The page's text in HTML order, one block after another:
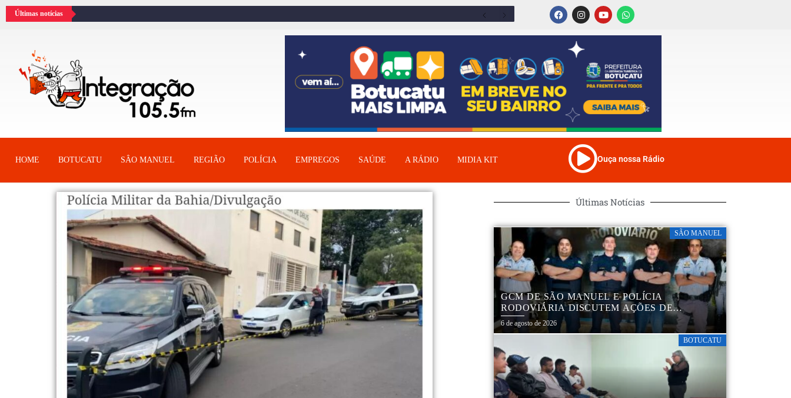
Últimas notícias
HOME BOTUCATU SÂO MANUEL REGIÃO POLÍCIA EMPREGOS SAÚDE A RÁDIO MIDIA KIT Ouça nossa Rádio
Últimas Notícias
SÃO MANUEL
GCM DE SÃO MANUEL E POLÍCIA
RODOVIÁRIA DISCUTEM AÇÕES DE
EDUCAÇÃO E SEGURANÇA NO TRÂNSITO
6 de agosto de 2026
BOTUCATU